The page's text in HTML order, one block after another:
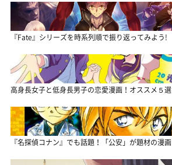
『Fate』シリーズを時系列順で振り返ってみよう!
高身長女子と低身長男子の恋愛漫画！オススメ５選
『名探偵コナン』でも話題！「公安」が題材の漫画